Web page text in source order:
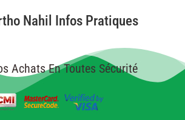
Nahil Infos Pratiques
Achats En Toutes Sécurité